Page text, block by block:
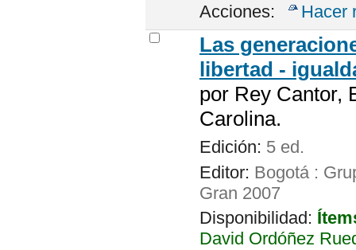
Acciones: Hacer
Las
libertad -
por Rey Cantor,
Carolina.
Edición: 5 ed.
Editor: Bogotá :
Gran 2007
Disponibilidad:
David Ordóñez